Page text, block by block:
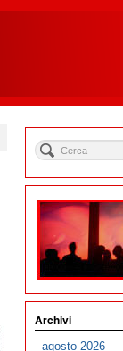
Archivi
agosto 2026